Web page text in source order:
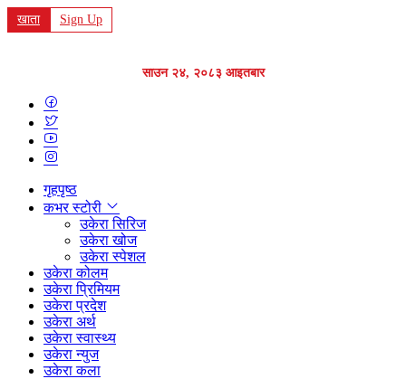
खाता Sign Up
साउन २४, २०८३ आइतबार
गृहपृष्ठ
कभर स्टोरी
उकेरा सिरिज
उकेरा खोज
उकेरा स्पेशल
उकेरा कोलम
उकेरा प्रिमियम
उकेरा प्रदेश
उकेरा अर्थ
उकेरा स्वास्थ्य
उकेरा न्युज
उकेरा कला